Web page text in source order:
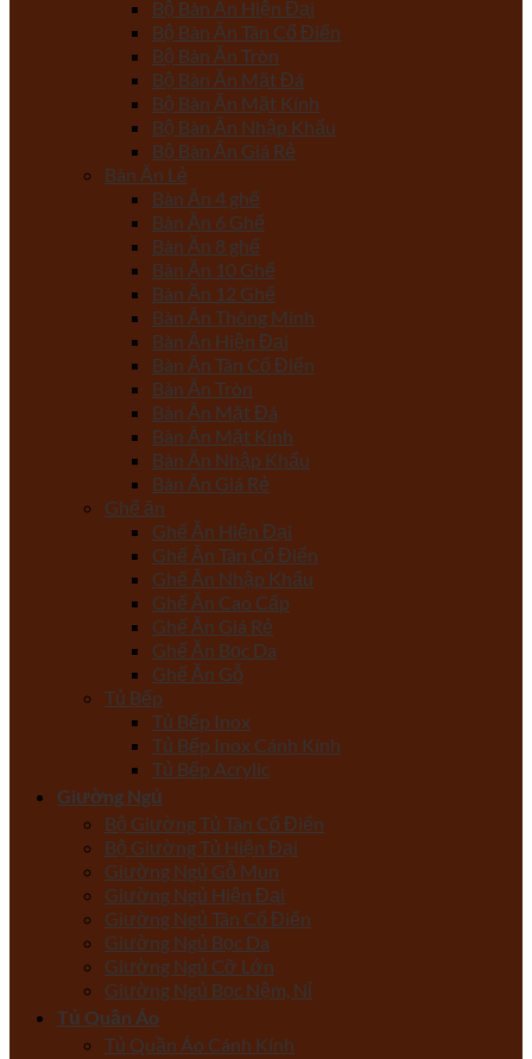
Bộ Bàn Ăn Hiện Đại
Bộ Bàn Ăn Tân Cổ Điển
Bộ Bàn Ăn Tròn
Bộ Bàn Ăn Mặt Đá
Bộ Bàn Ăn Mặt Kính
Bộ Bàn Ăn Nhập Khẩu
Bộ Bàn Ăn Giá Rẻ
Bàn Ăn Lẻ
Bàn Ăn 4 ghế
Bàn Ăn 6 Ghế
Bàn Ăn 8 ghế
Bàn Ăn 10 Ghế
Bàn Ăn 12 Ghế
Bàn Ăn Thông Minh
Bàn Ăn Hiện Đại
Bàn Ăn Tân Cổ Điển
Bàn Ăn Tròn
Bàn Ăn Mặt Đá
Bàn Ăn Mặt Kính
Bàn Ăn Nhập Khẩu
Bàn Ăn Giá Rẻ
Ghế ăn
Ghế Ăn Hiện Đại
Ghế Ăn Tân Cổ Điển
Ghế Ăn Nhập Khẩu
Ghế Ăn Cao Cấp
Ghế Ăn Giá Rẻ
Ghế Ăn Bọc Da
Ghế Ăn Gỗ
Tủ Bếp
Tủ Bếp Inox
Tủ Bếp Inox Cánh Kính
Tủ Bếp Acrylic
Giường Ngủ
Bộ Giường Tủ Tân Cổ Điển
Bộ Giường Tủ Hiện Đại
Giường Ngủ Gỗ Mun
Giường Ngủ Hiện Đại
Giường Ngủ Tân Cổ Điển
Giường Ngủ Bọc Da
Giường Ngủ Cỡ Lớn
Giường Ngủ Bọc Nệm, Nỉ
Tủ Quần Áo
Tủ Quần Áo Cánh Kính